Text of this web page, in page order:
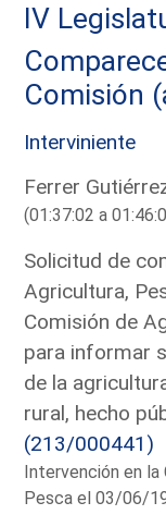
IV
Comisión
Interviniente
Ferrer
(01:37:02 a
Solicitud de
Agricultura,
Comisión de
para informar
de la
rural, hecho
(213/000441)
Intervención en la
Pesca el 03/06/